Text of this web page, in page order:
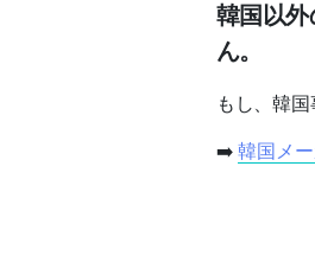
韓国以
ん。
もし、韓
➡️韓国メ